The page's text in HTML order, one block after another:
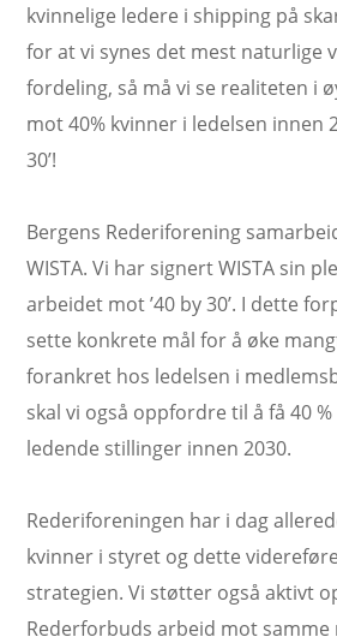
kvinnelige ledere i shipping på
for at vi synes det mest naturlige
fordeling, så må vi se realiteten i
mot 40% kvinner i ledelsen innen
30’!
Bergens Rederiforening
WISTA. Vi har signert WISTA sin
arbeidet mot ’40 by 30’. I dette
sette konkrete mål for å øke
forankret hos ledelsen i
skal vi også oppfordre til å få 40
ledende stillinger innen 2030.
Rederiforeningen har i dag
kvinner i styret og dette
strategien. Vi støtter også aktivt
Rederforbuds arbeid mot samme